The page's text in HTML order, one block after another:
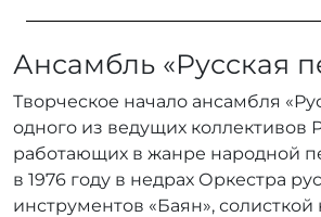
Ансамбль «Русская
Творческое начало ансамбля
одного из ведущих коллективов
работающих в жанре народной
в 1976 году в недрах Оркестра
инструментов «Баян», солисткой